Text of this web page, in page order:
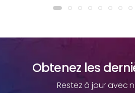
Obtenez les
Restez à jour avec